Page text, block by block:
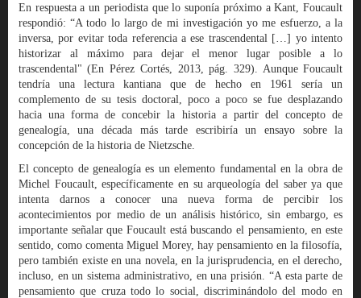
En respuesta a un periodista que lo suponía próximo a Kant, Foucault
respondió: “A todo lo largo de mi investigación yo me esfuerzo, a la
inversa, por evitar toda referencia a ese trascendental […] yo intento
historizar al máximo para dejar el menor lugar posible a lo
trascendental" (En Pérez Cortés, 2013, pág. 329). Aunque Foucault
tendría una lectura kantiana que de hecho en 1961 sería un
complemento de su tesis doctoral, poco a poco se fue desplazando
hacia una forma de concebir la historia a partir del concepto de
genealogía, una década más tarde escribiría un ensayo sobre la
concepción de la historia de Nietzsche.
El concepto de genealogía es un elemento fundamental en la obra de
Michel Foucault, específicamente en su arqueología del saber ya que
intenta darnos a conocer una nueva forma de percibir los
acontecimientos por medio de un análisis histórico, sin embargo, es
importante señalar que Foucault está buscando el pensamiento, en este
sentido, como comenta Miguel Morey, hay pensamiento en la filosofía,
pero también existe en una novela, en la jurisprudencia, en el derecho,
incluso, en un sistema administrativo, en una prisión. “A esta parte de
pensamiento que cruza todo lo social, discriminándolo del modo en